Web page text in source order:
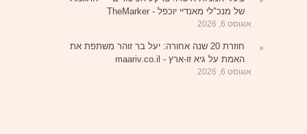
של מנכ"לי מאנדיי יוכפל - TheMarker
אוגוסט 6, 2026
חוזרת 20 שנה אחורה: יעל בר זוהר משתפת את
האמת על גיא זו-ארץ - maariv.co.il
אוגוסט 6, 2026